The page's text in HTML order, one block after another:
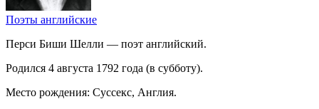
Поэты английские
Перси Биши Шелли — поэт английский.
Родился 4 августа 1792 года (в субботу).
Место рождения: Суссекс, Англия.